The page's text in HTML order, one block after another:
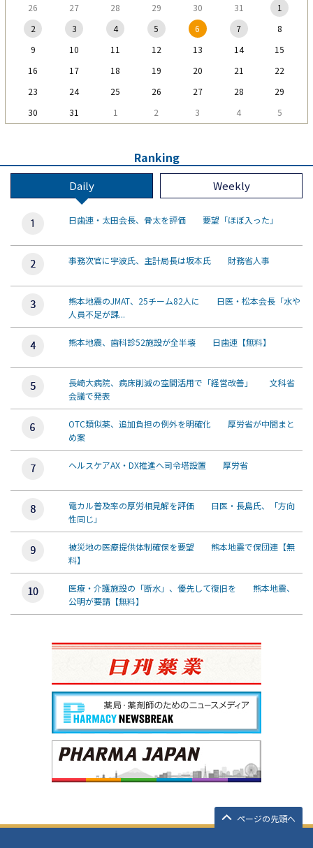
26 27 28 29 30 31
1
2
3 4 5 6 7
8
9
10 11 12 13 14
15
16
17 18 19 20 21
22
23
24 25 26 27 28
29
30
31 1 2 3 4 5
Ranking
Daily Weekly
日歯連・太田会長、骨太を評価 要望「ほぼ入った」
事務次官に宇波氏、主計局長は坂本氏 財務省人事
熊本地震のJMAT、25チーム82人に 日医・松本会長「水や
人員不足が課...
熊本地震、歯科診52施設が全半壊 日歯連【無料】
長崎大病院、病床削減の空間活用で「経営改善」 文科省
会議で発表
OTC類似薬、追加負担の例外を明確化 厚労省が中間まと
め案
ヘルスケアAX・DX推進へ司令塔設置 厚労省
電カル普及率の厚労相見解を評価 日医・長島氏、「方向
性同じ」
被災地の医療提供体制確保を要望 熊本地震で保団連【無
料】
医療・介護施設の「断水」、優先して復旧を 熊本地震、
公明が要請【無料】
ページの先頭へ